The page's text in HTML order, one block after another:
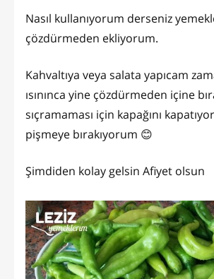
Nasıl kullanıyorum derseniz
çözdürmeden ekliyorum.
Kahvaltıya veya salata yapıcam
ısınınca yine çözdürmeden içine
sıçramaması için kapağını
pişmeye bırakıyorum 😊
Şimdiden kolay gelsin Afiyet olsun